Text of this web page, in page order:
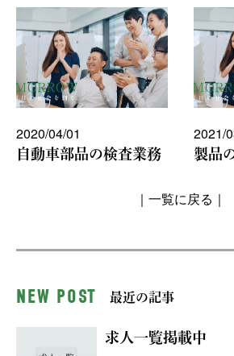
2020/04/01
自動車部品の検査業務
｜一覧に戻る｜
2021/
製品
NEW POST 最近の記事
求人一覧掲載中